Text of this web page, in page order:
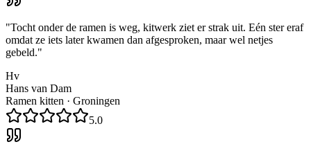
"Tocht onder de ramen is weg, kitwerk ziet er strak uit. Eén ster eraf
omdat ze iets later kwamen dan afgesproken, maar wel netjes
gebeld."
Hv
Hans van Dam
Ramen kitten · Groningen
5.0